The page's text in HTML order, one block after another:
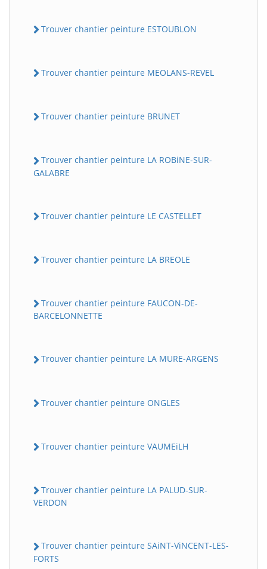
Trouver chantier peinture ESTOUBLON
Trouver chantier peinture MEOLANS-REVEL
Trouver chantier peinture BRUNET
Trouver chantier peinture LA ROBiNE-SUR-
GALABRE
Trouver chantier peinture LE CASTELLET
Trouver chantier peinture LA BREOLE
Trouver chantier peinture FAUCON-DE-
BARCELONNETTE
Trouver chantier peinture LA MURE-ARGENS
Trouver chantier peinture ONGLES
Trouver chantier peinture VAUMEiLH
Trouver chantier peinture LA PALUD-SUR-
VERDON
Trouver chantier peinture SAiNT-ViNCENT-LES-
FORTS